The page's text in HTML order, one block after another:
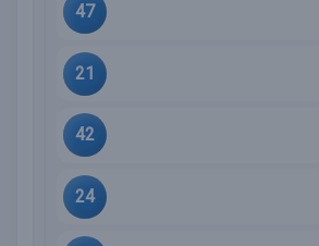
47
21
42
24